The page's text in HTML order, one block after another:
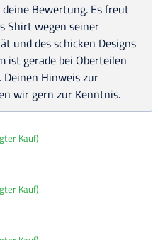
Bewertung. Es freut
Shirt wegen seiner
und des schicken Designs
ist gerade bei Oberteilen
Hinweis zur
wir gern zur Kenntnis.
Kauf)
Kauf)